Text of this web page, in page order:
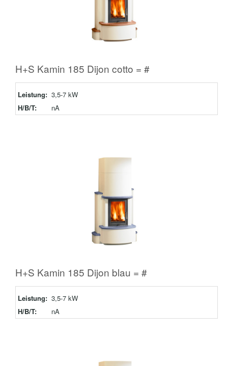
H+S Kamin 185 Dijon cotto = #
Leistung: 3,5-7 kW
H/B/T:
nA
H+S Kamin 185 Dijon blau = #
Leistung: 3,5-7 kW
H/B/T:
nA